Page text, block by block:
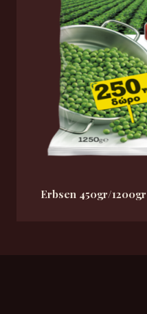
Erbsen 450gr/1200gr